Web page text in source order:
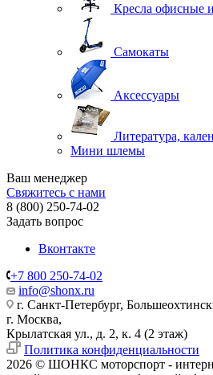
Кресла офисные
Самокаты
Аксессуары
Литература,
Мини шлемы
Ваш менеджер
Свяжитесь с нами
8 (800) 250-74-02
Задать вопрос
Вконтакте
+7 800 250-74-02
info@shonx.ru
г. Санкт-Петербург,
г. Москва,
Крылатская ул., д. 2, к. 4 (2 этаж)
Политика конфиденциальности
2026 © ШОНКС моторспорт -